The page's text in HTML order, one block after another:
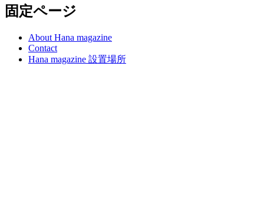
固定ページ
About Hana magazine
Contact
Hana magazine 設置場所